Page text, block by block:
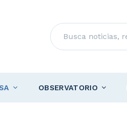
Buscar
OBSERVATORIO